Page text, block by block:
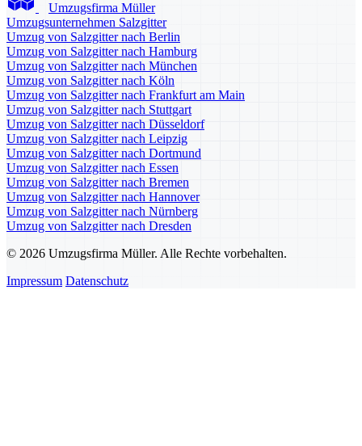
Umzugsfirma Müller
Umzugsunternehmen Salzgitter
Umzug von Salzgitter nach Berlin
Umzug von Salzgitter nach Hamburg
Umzug von Salzgitter nach München
Umzug von Salzgitter nach Köln
Umzug von Salzgitter nach Frankfurt am Main
Umzug von Salzgitter nach Stuttgart
Umzug von Salzgitter nach Düsseldorf
Umzug von Salzgitter nach Leipzig
Umzug von Salzgitter nach Dortmund
Umzug von Salzgitter nach Essen
Umzug von Salzgitter nach Bremen
Umzug von Salzgitter nach Hannover
Umzug von Salzgitter nach Nürnberg
Umzug von Salzgitter nach Dresden
© 2026 Umzugsfirma Müller. Alle Rechte vorbehalten.
Impressum Datenschutz